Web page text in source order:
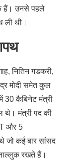
हैं। उनसे पहले
ली थी।
नितिन गडकरी,
मोदी समेत कुल
30 कैबिनेट मंत्री
थे। मंत्री पद की
और 5
जो कई बार सांसद
रखते हैं।